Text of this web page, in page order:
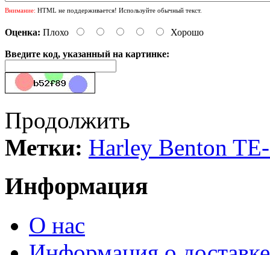
Внимание: HTML не поддерживается! Используйте обычный текст.
Оценка: Плохо Хорошо
Введите код, указанный на картинке:
Продолжить
Метки: Harley Benton
Информация
О нас